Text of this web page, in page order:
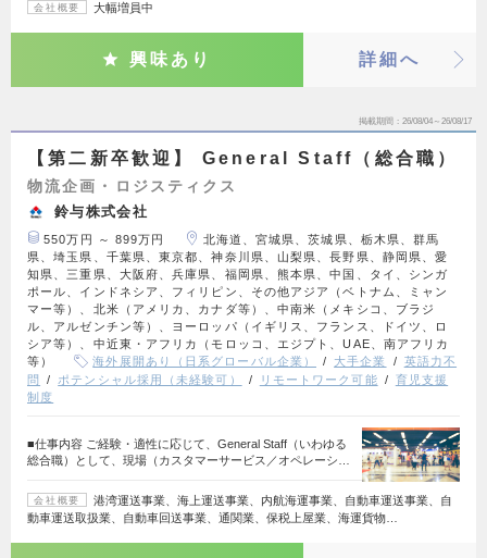
会社概要 大幅増員中
興味あり 詳細へ
掲載期間 26/08/04～26/08/17
【第二新卒歓迎】 General Staff（総合職）
物流企画・ロジスティクス
鈴与株式会社
550万円 ～ 899万円
北海道、宮城県、茨城県、栃木県、群馬
県、埼玉県、千葉県、東京都、神奈川県、山梨県、長野県、静岡県、愛
知県、三重県、大阪府、兵庫県、福岡県、熊本県、中国、タイ、シンガ
ポール、インドネシア、フィリピン、その他アジア（ベトナム、ミャン
マー等）、北米（アメリカ、カナダ等）、中南米（メキシコ、ブラジ
ル、アルゼンチン等）、ヨーロッパ（イギリス、フランス、ドイツ、ロ
シア等）、中近東・アフリカ（モロッコ、エジプト、UAE、南アフリカ
等）
海外展開あり（日系グローバル企業） 大手企業
英語力不
問
ポテンシャル採用（未経験可） リモートワーク可能
育児支援
制度
■仕事内容 ご経験・適性に応じて、General Staff（いわゆる
総合職）として、現場（カスタマーサービス／オペレーシ…
会社概要
港湾運送事業、海上運送事業、内航海運事業、自動車運送事業、自
動車運送取扱業、自動車回送事業、通関業、保税上屋業、海運貨物…